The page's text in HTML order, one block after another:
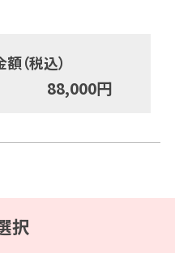
（税込）
88,000円
択